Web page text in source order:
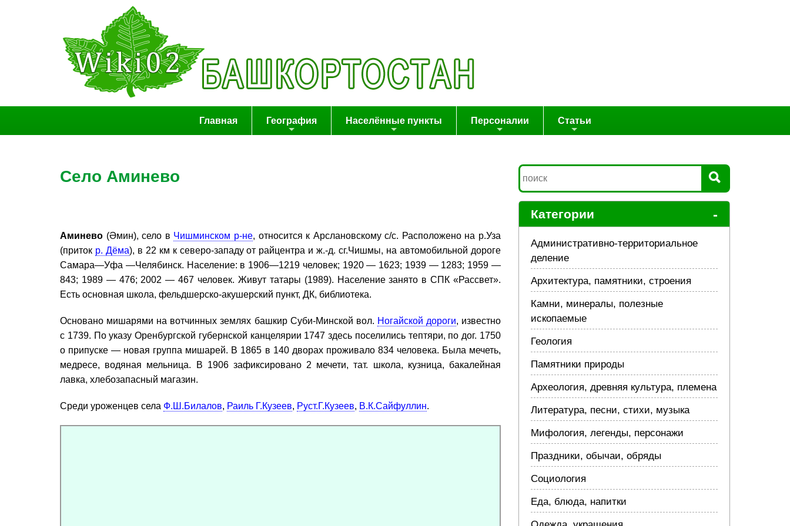
Главная География Населённые пункты Персоналии Статьи
Село Аминево
Аминево (Әмин), село в Чишминском р-не, относится к Арслановскому с/с. Расположено на р.Уза
(приток р. Дёма), в 22 км к северо-западу от райцентра и ж.-д. сг.Чишмы, на автомобильной дороге
Самара—Уфа —Челябинск. Население: в 1906—1219 человек; 1920 — 1623; 1939 — 1283; 1959 —
843; 1989 — 476; 2002 — 467 человек. Живут татары (1989). Население занято в СПК «Рассвет».
Есть основная школа, фельдшерско-акушерский пункт, ДК, библиотека.
Основано мишарями на вотчинных землях башкир Суби-Минской вол. Ногайской дороги, известно
с 1739. По указу Оренбургской губернской канцелярии 1747 здесь поселились тептяри, по дог. 1750
о припуске — новая группа мишарей. В 1865 в 140 дворах проживало 834 человека. Была мечеть,
медресе, водяная мельница. В 1906 зафиксировано 2 мечети, тат. школа, кузница, бакалейная
лавка, хлебозапасный магазин.
Среди уроженцев села Ф.Ш.Билалов, Раиль Г.Кузеев, Руст.Г.Кузеев, В.К.Сайфуллин.
Категории -
Административно-территориальное
деление
Архитектура, памятники, строения
Камни, минералы, полезные
ископаемые
Геология
Памятники природы
Археология, древняя культура, племена
Литература, песни, стихи, музыка
Мифология, легенды, персонажи
Праздники, обычаи, обряды
Социология
Еда, блюда, напитки